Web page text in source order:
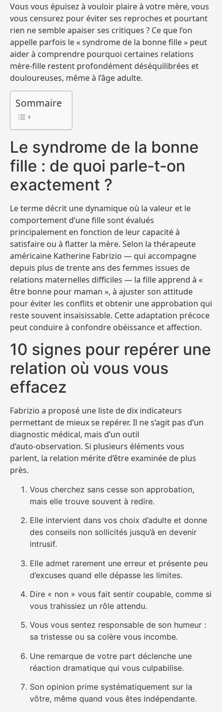
Vous vous épuisez à vouloir plaire à votre mère, vous
vous censurez pour éviter ses reproches et pourtant
rien ne semble apaiser ses critiques ? Ce que l’on
appelle parfois le « syndrome de la bonne fille » peut
aider à comprendre pourquoi certaines relations
mère‑fille restent profondément déséquilibrées et
douloureuses, même à l’âge adulte.
Sommaire
Le syndrome de la bonne
fille : de quoi parle‑t‑on
exactement ?
Le terme décrit une dynamique où la valeur et le
comportement d’une fille sont évalués
principalement en fonction de leur capacité à
satisfaire ou à flatter la mère. Selon la thérapeute
américaine Katherine Fabrizio — qui accompagne
depuis plus de trente ans des femmes issues de
relations maternelles difficiles — la fille apprend à «
être bonne pour maman », à ajuster son attitude
pour éviter les conflits et obtenir une approbation qui
reste souvent insaisissable. Cette adaptation précoce
peut conduire à confondre obéissance et affection.
10 signes pour repérer une
relation où vous vous
effacez
Fabrizio a proposé une liste de dix indicateurs
permettant de mieux se repérer. Il ne s’agit pas d’un
diagnostic médical, mais d’un outil
d’auto‑observation. Si plusieurs éléments vous
parlent, la relation mérite d’être examinée de plus
près.
Vous cherchez sans cesse son approbation,
mais elle trouve souvent à redire.
Elle intervient dans vos choix d’adulte et donne
des conseils non sollicités jusqu’à en devenir
intrusif.
Elle admet rarement une erreur et présente peu
d’excuses quand elle dépasse les limites.
Dire « non » vous fait sentir coupable, comme si
vous trahissiez un rôle attendu.
Vous vous sentez responsable de son humeur :
sa tristesse ou sa colère vous incombe.
Une remarque de votre part déclenche une
réaction dramatique qui vous culpabilise.
Son opinion prime systématiquement sur la
vôtre, même quand vous êtes indépendante.